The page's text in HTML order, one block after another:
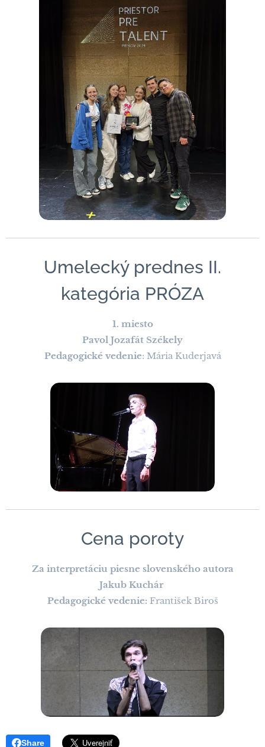
Umelecký prednes II.
kategória PRÓZA
1. miesto
Pavol Jozafát Székely
Pedagogické vedenie: Mária Kuderjavá
Cena poroty
Za interpretáciu piesne slovenského autora
Jakub Kuchár
Pedagogické vedenie: František Biroš
Share